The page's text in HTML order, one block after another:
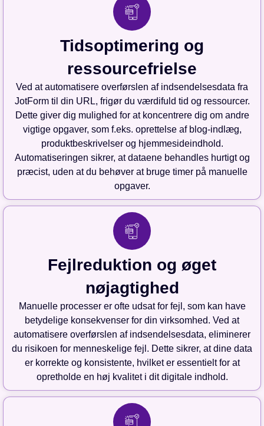
Tidsoptimering og
ressourcefrielse
Ved at automatisere overførslen af indsendelsesdata fra
JotForm til din URL, frigør du værdifuld tid og ressourcer.
Dette giver dig mulighed for at koncentrere dig om andre
vigtige opgaver, som f.eks. oprettelse af blog-indlæg,
produktbeskrivelser og hjemmesideindhold.
Automatiseringen sikrer, at dataene behandles hurtigt og
præcist, uden at du behøver at bruge timer på manuelle
opgaver.
Fejlreduktion og øget
nøjagtighed
Manuelle processer er ofte udsat for fejl, som kan have
betydelige konsekvenser for din virksomhed. Ved at
automatisere overførslen af indsendelsesdata, eliminerer
du risikoen for menneskelige fejl. Dette sikrer, at dine data
er korrekte og konsistente, hvilket er essentielt for at
opretholde en høj kvalitet i dit digitale indhold.